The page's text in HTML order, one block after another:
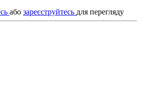
або зареєструйтесь для перегляду